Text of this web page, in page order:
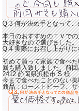
Q.3 何が決め手となって
本日のおすすめのＴＶで
大好きなので選びました。
Q.4 実際にお召し上がり
初めて買って家族で食べ
回も購入致しました。前
2412 静岡県浜松市S様
今まで食べたことのない
商品：ローストビーフ、